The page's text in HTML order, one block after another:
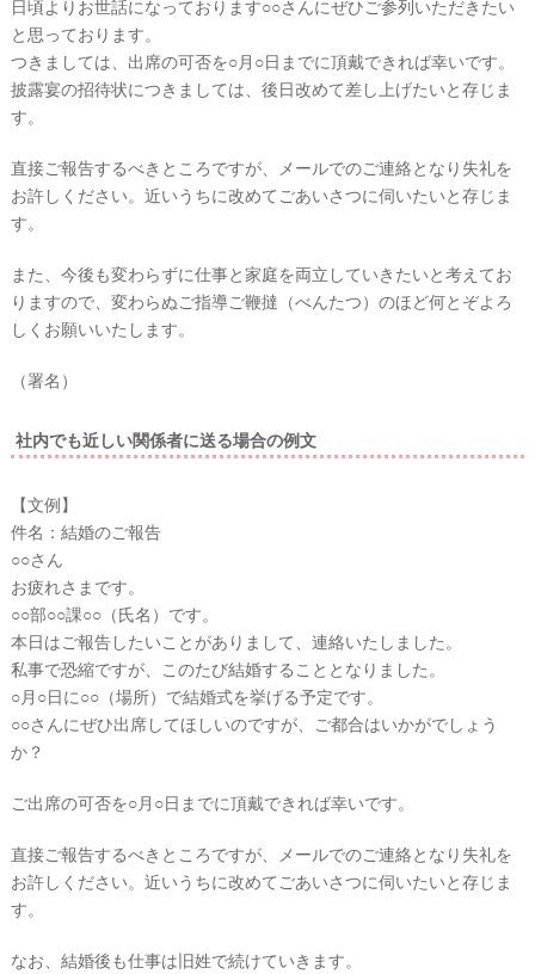
日頃よりお世話になっております○○さんにぜひご参列いただきたい
と思っております。
つきましては、出席の可否を○月○日までに頂戴できれば幸いです。
披露宴の招待状につきましては、後日改めて差し上げたいと存じま
す。
直接ご報告するべきところですが、メールでのご連絡となり失礼を
お許しください。近いうちに改めてごあいさつに伺いたいと存じま
す。
また、今後も変わらずに仕事と家庭を両立していきたいと考えてお
りますので、変わらぬご指導ご鞭撻（べんたつ）のほど何とぞよろ
しくお願いいたします。
（署名）
社内でも近しい関係者に送る場合の例文
【文例】
件名：結婚のご報告
○○さん
お疲れさまです。
○○部○○課○○（氏名）です。
本日はご報告したいことがありまして、連絡いたしました。
私事で恐縮ですが、このたび結婚することとなりました。
○月○日に○○（場所）で結婚式を挙げる予定です。
○○さんにぜひ出席してほしいのですが、ご都合はいかがでしょう
か？
ご出席の可否を○月○日までに頂戴できれば幸いです。
直接ご報告するべきところですが、メールでのご連絡となり失礼を
お許しください。近いうちに改めてごあいさつに伺いたいと存じま
す。
なお、結婚後も仕事は旧姓で続けていきます。
ド
レ
ス
記
e
c
ン
ナ
ー
ラ
ン
ナ
ー
レ